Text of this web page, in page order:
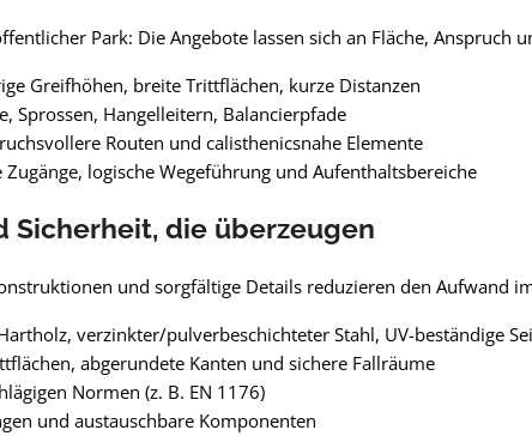
Park: Die Angebote lassen sich an Fläche, Anspruch
Greifhöhen, breite Trittflächen, kurze Distanzen
Sprossen, Hangelleitern, Balancierpfade
Routen und calisthenicsnahe Elemente
logische Wegeführung und Aufenthaltsbereiche
Sicherheit, die überzeugen
und sorgfältige Details reduzieren den Aufwand
verzinkter/pulverbeschichteter Stahl, UV-beständige
abgerundete Kanten und sichere Fallräume
Normen (z. B. EN 1176)
und austauschbare Komponenten